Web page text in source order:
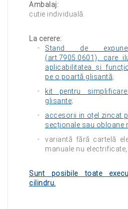
Ambalaj:
cutie individuală.
La cerere:
Stand de
(art.7905.0601), care
aplicabilitatea și
pe o poartă glisantă;
kit pentru
glisante;
accesorii in oțel zincat
secționale sau obloane
variantă fără cartelă
manuale nu
Sunt posibile toate
cilindru.